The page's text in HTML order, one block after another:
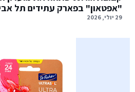
"אפטאון" בפארק עתידים תל
29 יולי, 2026